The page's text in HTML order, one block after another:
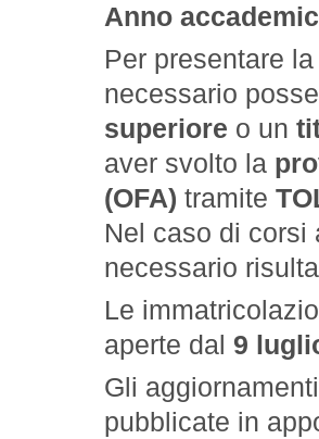
Anno
Per presentare
necessario
superiore o un
aver svolto la
(OFA) tramite
Nel caso di
necessario
Le
aperte dal 9
Gli
pubblicate in